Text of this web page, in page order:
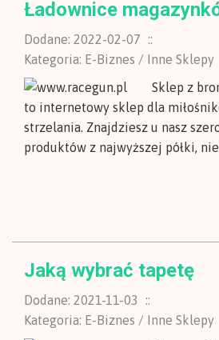
Ładownice
Dodane: 2022-02-07 ::
Kategoria: E-Biznes / Inne Sklepy
Sklep z
to internetowy sklep dla
strzelania. Znajdziesz u nasz
produktów z najwyższej półki,
Jaką wybrać tapetę
Dodane: 2021-11-03
::
Kategoria: E-Biznes / Inne Sklepy